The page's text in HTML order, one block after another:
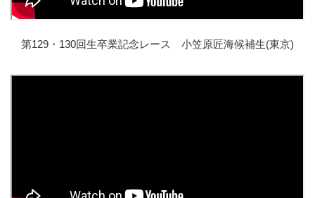
第129・130回生卒業記念レース 小笠原匠海候補生(東京)